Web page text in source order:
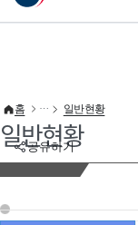
이 누리집은 대한민국 공식
공유하기
홈 일반현황
일반현황